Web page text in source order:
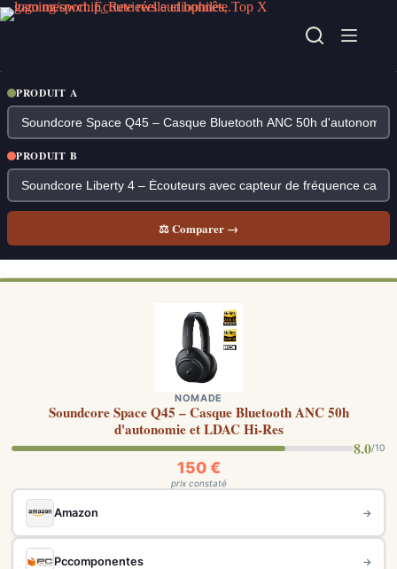
Passer
au
PRODUIT A
PRODUIT B
⚖ Comparer →
NOMADE
Soundcore Space Q45 – Casque Bluetooth ANC 50h
d'autonomie et LDAC Hi-Res
8.0/10
150 €
prix constaté
Amazon →
Pccomponentes →